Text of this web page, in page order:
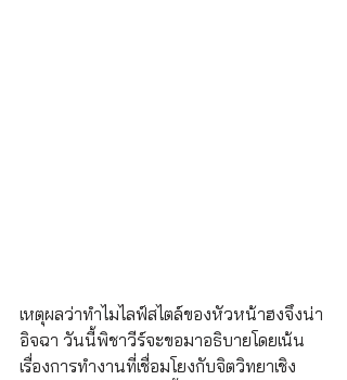
เหตุผลว่าทำไมไลฟ์สไตล์ของหัวหน้าฮงจึงน่า
อิจฉา วันนี้พิชาวีร์จะขอมาอธิบายโดยเน้น
เรื่องการทำงานที่เชื่อมโยงกับจิตวิทยาเชิง